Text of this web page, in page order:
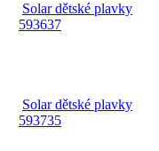
Solar dětské plavky
593637
Solar dětské plavky
593735